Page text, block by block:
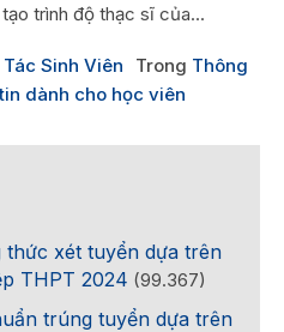
trình độ thạc sĩ của...
Sinh Viên Trong Thông
dành cho học viên
xét tuyển dựa trên
THPT 2024 (99.367)
trúng tuyển dựa trên